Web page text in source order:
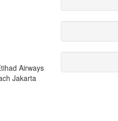
Airways
Jakarta